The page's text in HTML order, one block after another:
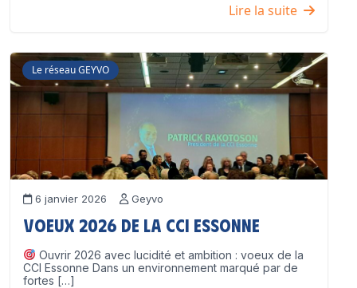
Lire la suite
Le réseau GEYVO
6 janvier 2026 Geyvo
Voeux 2026 de la CCI Essonne
Ouvrir 2026 avec lucidité et ambition : voeux de la
CCI Essonne Dans un environnement marqué par de
fortes […]